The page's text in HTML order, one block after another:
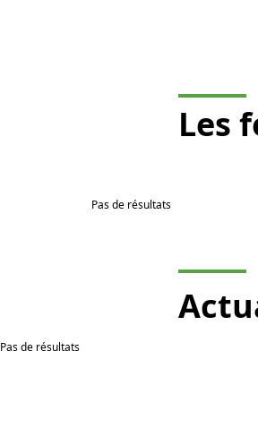
Les
Pas de résultats
Pas de résultats